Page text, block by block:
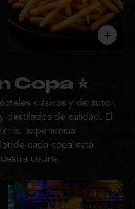
Copa ⭐
clásicos y de autor,
destilados de calidad. El
tu experiencia
cada copa está
cocina.